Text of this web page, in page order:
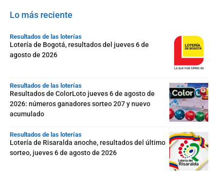
Lo más reciente
Resultados de las loterías
Lotería de Bogotá, resultados del jueves 6 de
agosto de 2026
Resultados de las loterías
Resultados de ColorLoto jueves 6 de agosto de
2026: números ganadores sorteo 207 y nuevo
acumulado
Resultados de las loterías
Lotería de Risaralda anoche, resultados del último
sorteo, jueves 6 de agosto de 2026